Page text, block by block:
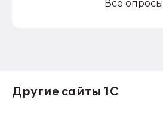
Все опросы
Другие сайты 1С